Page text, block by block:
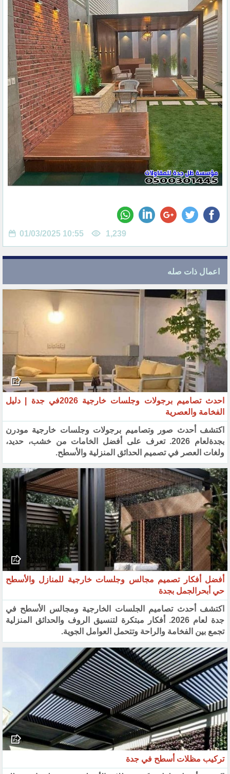
01/03/2025 10:55 1,239
اعمال ذات صله
احدث تصاميم برجولات وجلسات خارجية 2026في جدة | دليل
الفخامة والعصرية
اكتشف أحدث صور وتصاميم برجولات وجلسات خارجية مودرن
بجدةلعام 2026. تعرف على أفضل الخامات من خشب، حديد،
ولغات العصر في تصميم الحدائق المنزلية والأسطح.
أفضل أفكار تصميم مجالس وجلسات خارجية للمنازل والأسطح
حي أبحرالجمل بجدة
اكتشف أحدث تصاميم الجلسات الخارجية ومجالس الأسطح في
جدة لعام 2026. أفكار مبتكرة لتنسيق الروف والحدائق المنزلية
تجمع بين الفخامة والراحة وتتحمل العوامل الجوية.
تركيب مظلات أسطح في جدة